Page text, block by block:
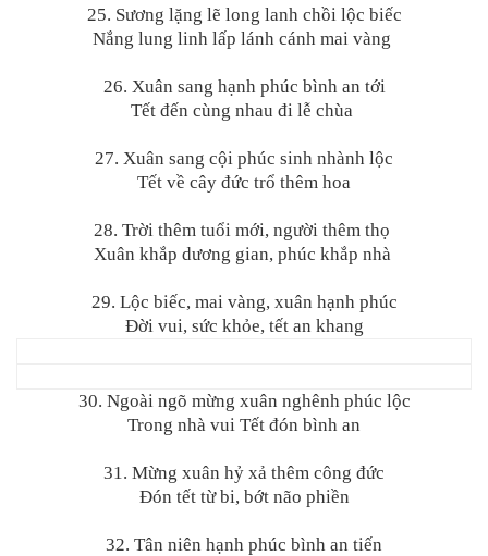
25. Sương lặng lẽ long lanh chồi lộc biếc
Nắng lung linh lấp lánh cánh mai vàng
26. Xuân sang hạnh phúc bình an tới
Tết đến cùng nhau đi lễ chùa
27. Xuân sang cội phúc sinh nhành lộc
Tết về cây đức trổ thêm hoa
28. Trời thêm tuổi mới, người thêm thọ
Xuân khắp dương gian, phúc khắp nhà
29. Lộc biếc, mai vàng, xuân hạnh phúc
Đời vui, sức khỏe, tết an khang
30. Ngoài ngõ mừng xuân nghênh phúc lộc
Trong nhà vui Tết đón bình an
31. Mừng xuân hỷ xả thêm công đức
Đón tết từ bi, bớt não phiền
32. Tân niên hạnh phúc bình an tiến